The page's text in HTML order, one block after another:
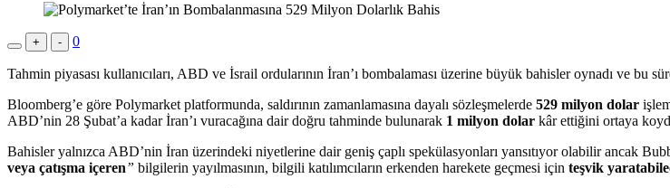
+ - 0
Tahmin piyasası kullanıcıları, ABD ve İsrail ordularının İran’ı bombalaması üzerine büyük bahisler oynadı ve bu
Bloomberg’e göre Polymarket platformunda, saldırının zamanlamasına dayalı sözleşmelerde 529 milyon dolar
ABD’nin 28 Şubat’a kadar İran’ı vuracağına dair doğru tahminde bulunarak 1 milyon dolar kâr ettiğini ortaya
Bahisler yalnızca ABD’nin İran üzerindeki niyetlerine dair geniş çaplı spekülasyonları yansıtıyor olabilir ancak
veya çatışma içeren” bilgilerin yayılmasının, bilgili katılımcıların erkenden harekete geçmesi için teşvik